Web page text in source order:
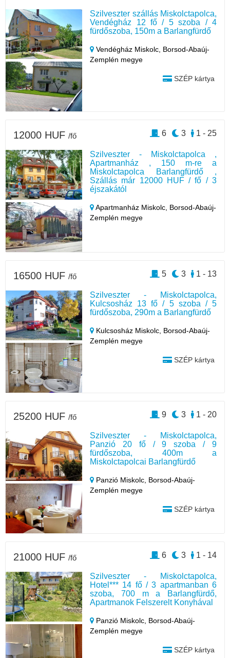
Szilveszter szállás Miskolctapolca,
Vendégház 12 fő / 5 szoba / 4
fürdőszoba, 150m a Barlangfürdő
Vendégház Miskolc, Borsod-Abaúj-
Zemplén megye
SZÉP kártya
Szilveszter - Miskolctapolca ,
Apartmanház , 150 m-re a
Miskolctapolca Barlangfürdő ,
Szállás már 12000 HUF / fő / 3
éjszakától
Apartmanház Miskolc, Borsod-Abaúj-
Zemplén megye
12000 HUF /fő 1 - 25
3
6
Szilveszter - Miskolctapolca,
Kulcsosház 13 fő / 5 szoba / 5
fürdőszoba, 290m a Barlangfürdő
Kulcsosház Miskolc, Borsod-Abaúj-
Zemplén megye
SZÉP kártya
16500 HUF /fő 1 - 13
3
5
Szilveszter - Miskolctapolca,
Panzió 20 fő / 9 szoba / 9
fürdőszoba, 400m a
Miskolctapolcai Barlangfürdő
Panzió Miskolc, Borsod-Abaúj-
Zemplén megye
SZÉP kártya
25200 HUF /fő 1 - 20
3
9
Szilveszter - Miskolctapolca,
Hotel*** 14 fő / 3 apartmanban 6
szoba, 700 m a Barlangfürdő,
Apartmanok Felszerelt Konyhával
Panzió Miskolc, Borsod-Abaúj-
Zemplén megye
SZÉP kártya
21000 HUF /fő 1 - 14
3
6